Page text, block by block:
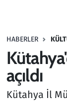
HABERLER
açıldı
Kütahya İl
Haber
Kültür